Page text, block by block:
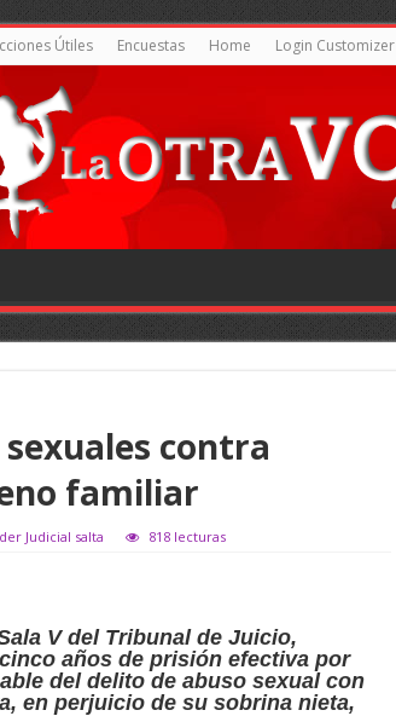
Útiles Encuestas Home Login Customizer
contra
familiar
Judicial salta 818 lecturas
V del Tribunal de Juicio,
años de prisión efectiva por
del delito de abuso sexual con
en perjuicio de su sobrina nieta,